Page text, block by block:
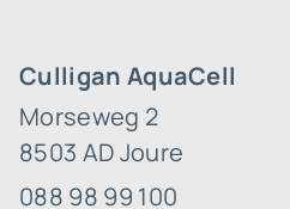
Culligan AquaCell
Morseweg 2
8503 AD Joure
088 98 99 100